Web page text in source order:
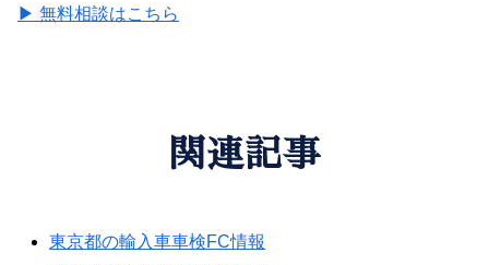
▶ 無料相談はこちら
関連記事
東京都の輸入車車検FC情報